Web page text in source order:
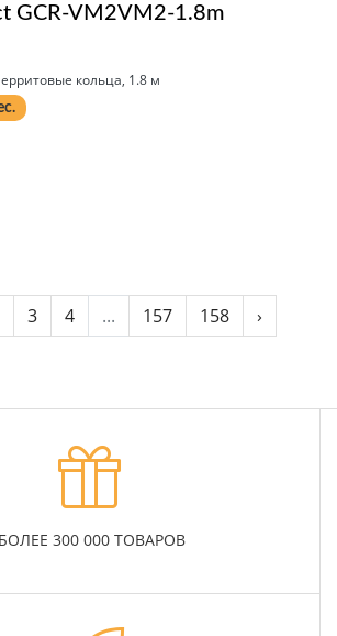
GCR-VM2VM2-1.8m
кольца, 1.8 м
3 4 ... 157 158 ›
БОЛЕЕ 300 000 ТОВАРОВ